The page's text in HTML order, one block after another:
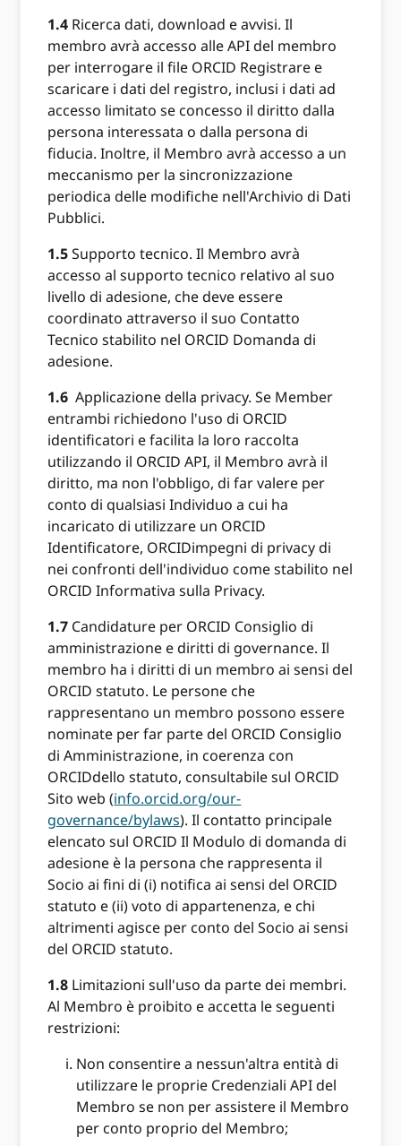
1.4 Ricerca dati, download e avvisi. Il
membro avrà accesso alle API del membro
per interrogare il file ORCID Registrare e
scaricare i dati del registro, inclusi i dati ad
accesso limitato se concesso il diritto dalla
persona interessata o dalla persona di
fiducia. Inoltre, il Membro avrà accesso a un
meccanismo per la sincronizzazione
periodica delle modifiche nell'Archivio di Dati
Pubblici.
1.5Supporto tecnico. Il Membro avrà
accesso al supporto tecnico relativo al suo
livello di adesione, che deve essere
coordinato attraverso il suo Contatto
Tecnico stabilito nel ORCID Domanda di
adesione.
1.6 Applicazione della privacy. Se Member
entrambi richiedono l'uso di ORCID
identificatori e facilita la loro raccolta
utilizzando il ORCID API, il Membro avrà il
diritto, ma non l'obbligo, di far valere per
conto di qualsiasi Individuo a cui ha
incaricato di utilizzare un ORCID
Identificatore, ORCIDimpegni di privacy di
nei confronti dell'individuo come stabilito nel
ORCID Informativa sulla Privacy.
1.7 Candidature per ORCID Consiglio di
amministrazione e diritti di governance. Il
membro ha i diritti di un membro ai sensi del
ORCID statuto. Le persone che
rappresentano un membro possono essere
nominate per far parte del ORCID Consiglio
di Amministrazione, in coerenza con
ORCIDdello statuto, consultabile sul ORCID
Sito web (info.orcid.org/our-
governance/bylaws). Il contatto principale
elencato sul ORCID Il Modulo di domanda di
adesione è la persona che rappresenta il
Socio ai fini di (i) notifica ai sensi del ORCID
statuto e (ii) voto di appartenenza, e chi
altrimenti agisce per conto del Socio ai sensi
del ORCID statuto.
1.8 Limitazioni sull'uso da parte dei membri.
Al Membro è proibito e accetta le seguenti
restrizioni:
Non consentire a nessun'altra entità di
utilizzare le proprie Credenziali API del
Membro se non per assistere il Membro
per conto proprio del Membro;